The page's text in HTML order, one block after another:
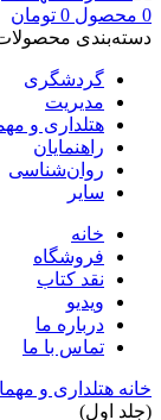
0 محصول 0 تومان
دسته‌بندی
گردشگری
مدیریت
هتلداری و
راهنمایان
روان‌شناسی
سایر
خانه
فروشگاه
نقد کتاب
ویدیو
درباره‌ ما
تماس با ما
خانه هتلداری و
(جلد اول)